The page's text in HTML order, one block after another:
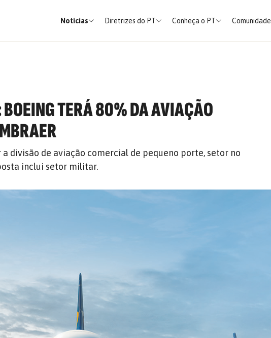
Notícias Diretrizes do PT Conheça o PT Comunidade
TERÁ 80% DA AVIAÇÃO
divisão de aviação comercial de pequeno porte, setor no
inclui setor militar.